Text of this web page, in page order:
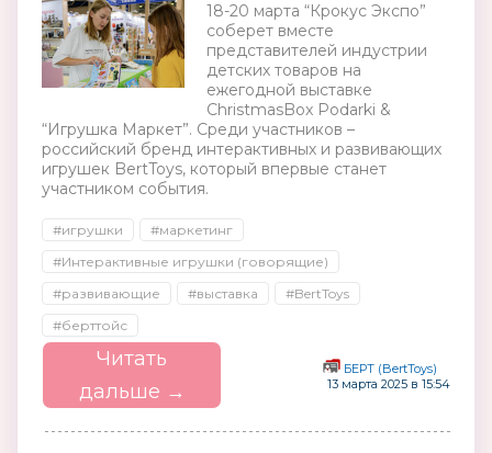
18-20 марта “Крокус Экспо”
соберет вместе
представителей индустрии
детских товаров на
ежегодной выставке
ChristmasBox Podarki &
“Игрушка Маркет”. Среди участников –
российский бренд интерактивных и развивающих
игрушек BertToys, который впервые станет
участником события.
#игрушки
#маркетинг
#Интерактивные игрушки (говорящие)
#развивающие
#выставка
#BertToys
#берттойс
Читать
дальше →
БЕРТ (BertToys)
13 марта 2025 в 15:54